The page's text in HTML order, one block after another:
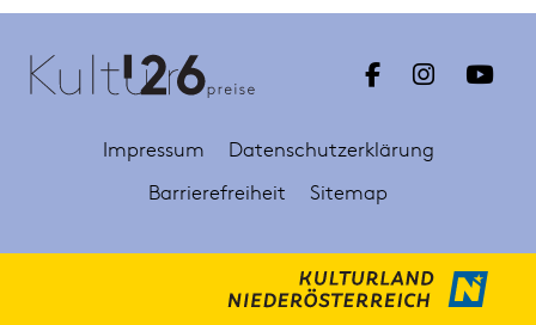
Impressum
Datenschutzerklärung
Barrierefreiheit
Sitemap